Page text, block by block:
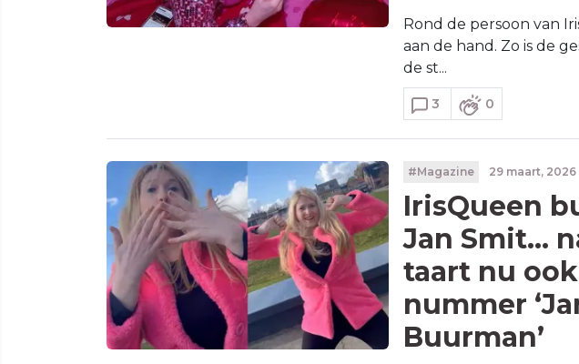
Rond de persoon van
aan de hand. Zo is de
de st...
3 0
#Magazine 29 maart, 2026
IrisQueen
Jan Smit…
taart nu
nummer
Buurman’